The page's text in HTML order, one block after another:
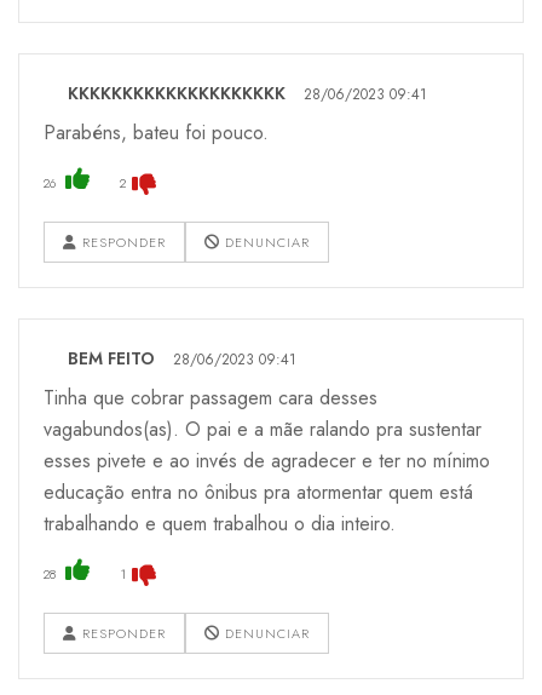
KKKKKKKKKKKKKKKKKKKK 28/06/2023 09:41
Parabéns, bateu foi pouco.
26 2
RESPONDER DENUNCIAR
BEM FEITO 28/06/2023 09:41
Tinha que cobrar passagem cara desses
vagabundos(as). O pai e a mãe ralando pra sustentar
esses pivete e ao invés de agradecer e ter no mínimo
educação entra no ônibus pra atormentar quem está
trabalhando e quem trabalhou o dia inteiro.
28 1
RESPONDER DENUNCIAR